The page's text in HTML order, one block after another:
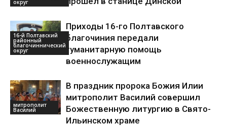
округ
16-й Полтавский
районный
благочиннический
округ
Приходы 16-го Полтавского
благочиния передали
гуманитарную помощь
военнослужащим
митрополит
Василий
В праздник пророка Божия Илии
митрополит Василий совершил
Божественную литургию в Свято-
Ильинском храме